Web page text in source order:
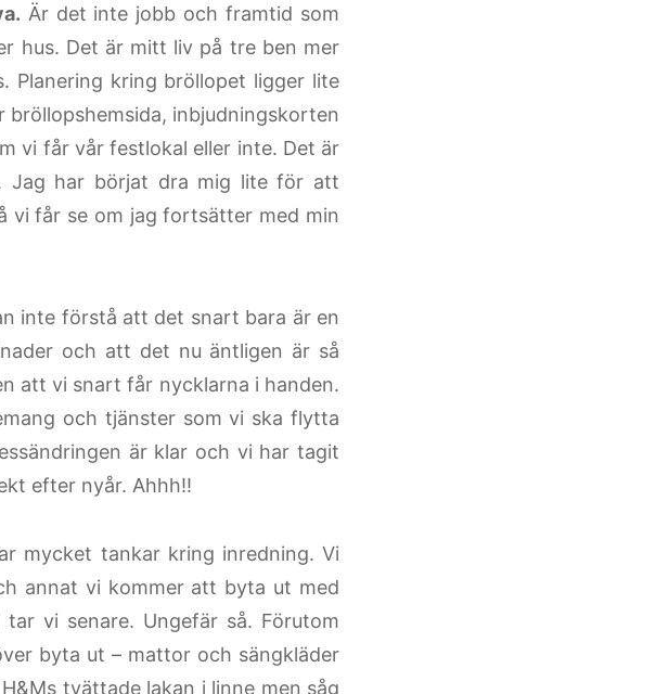
Är det inte jobb och framtid som
hus. Det är mitt liv på tre ben mer
Planering kring bröllopet ligger lite
bröllopshemsida, inbjudningskorten
vi får vår festlokal eller inte. Det är
Jag har börjat dra mig lite för att
vi får se om jag fortsätter med min
inte förstå att det snart bara är en
och att det nu äntligen är så
att vi snart får nycklarna i handen.
och tjänster som vi ska flytta
är klar och vi har tagit
efter nyår. Ahhh!!
mycket tankar kring inredning. Vi
annat vi kommer att byta ut med
vi senare. Ungefär så. Förutom
byta ut – mattor och sängkläder
tvättade lakan i linne men såg